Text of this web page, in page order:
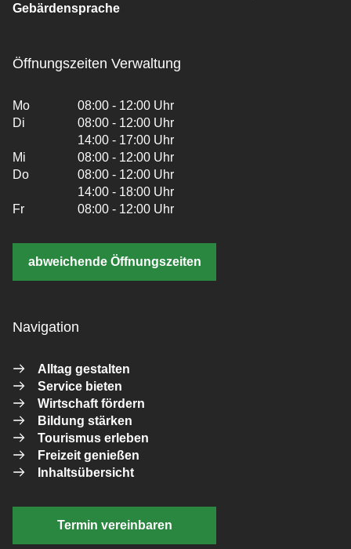
Gebärdensprache
Öffnungszeiten Verwaltung
Mo
08:00 - 12:00 Uhr
Di
08:00 - 12:00 Uhr
14:00 - 17:00 Uhr
Mi
08:00 - 12:00 Uhr
Do
08:00 - 12:00 Uhr
14:00 - 18:00 Uhr
Fr
08:00 - 12:00 Uhr
abweichende Öffnungszeiten
Navigation
Alltag gestalten
Service bieten
Wirtschaft fördern
Bildung stärken
Tourismus erleben
Freizeit genießen
Inhaltsübersicht
Termin vereinbaren